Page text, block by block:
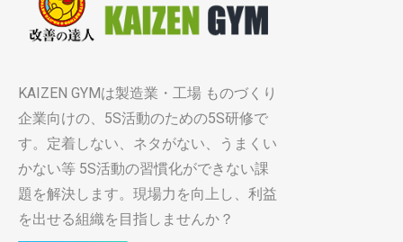
KAIZEN GYMは製造業・工場 ものづくり
企業向けの、5S活動のための5S研修で
す。定着しない、ネタがない、うまくい
かない等 5S活動の習慣化ができない課
題を解決します。現場力を向上し、利益
を出せる組織を目指しませんか？